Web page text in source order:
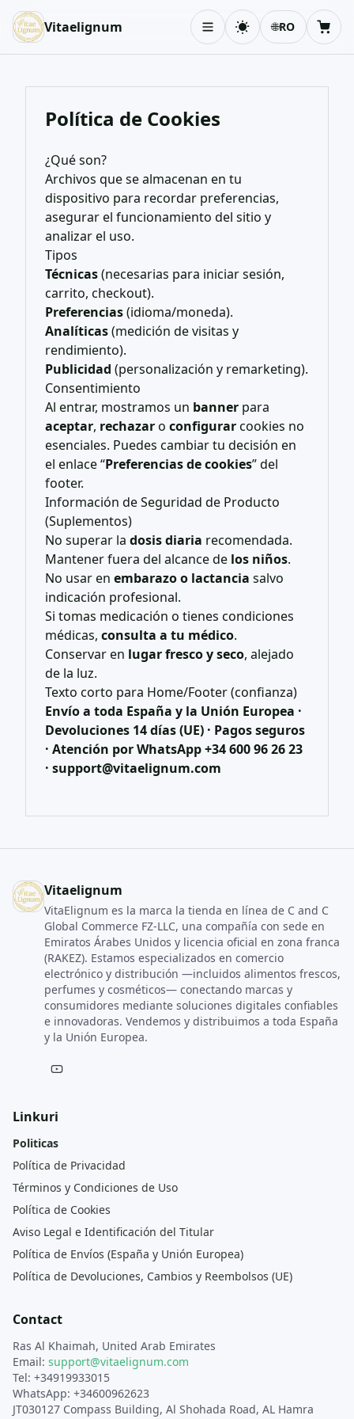
Vitaelignum Schimbă tema
🌐RO Coș
Política de Cookies
¿Qué son?
Archivos que se almacenan en tu
dispositivo para recordar preferencias,
asegurar el funcionamiento del sitio y
analizar el uso.
Tipos
Técnicas(necesarias para iniciar sesión,
carrito, checkout).
Preferencias(idioma/moneda).
Analíticas(medición de visitas y
rendimiento).
Publicidad (personalización y remarketing).
Consentimiento
Al entrar, mostramos un banner para
aceptar, rechazaro configurarcookies no
esenciales. Puedes cambiar tu decisión en
el enlace “Preferencias de cookies” del
footer.
Información de Seguridad de Producto
(Suplementos)
No superar la dosis diaria recomendada.
Mantener fuera del alcance de los niños.
No usar en embarazo o lactancia salvo
indicación profesional.
Si tomas medicación o tienes condiciones
médicas, consulta a tu médico.
Conservar en lugar fresco y seco, alejado
de la luz.
Texto corto para Home/Footer (confianza)
Envío a toda España y la Unión Europea ·
Devoluciones 14 días (UE) · Pagos seguros
· Atención por WhatsApp +34 600 96 26 23
· support@vitaelignum.com
Vitaelignum
VitaElignum es la marca la tienda en línea de C and C
Global Commerce FZ‑LLC, una compañía con sede en
Emiratos Árabes Unidos y licencia oficial en zona franca
(RAKEZ). Estamos especializados en comercio
electrónico y distribución —incluidos alimentos frescos,
perfumes y cosméticos— conectando marcas y
consumidores mediante soluciones digitales confiables
e innovadoras. Vendemos y distribuimos a toda España
y la Unión Europea.
Linkuri
Politicas
Política de Privacidad
Términos y Condiciones de Uso
Política de Cookies
Aviso Legal e Identificación del Titular
Política de Envíos (España y Unión Europea)
Política de Devoluciones, Cambios y Reembolsos (UE)
Contact
Ras Al Khaimah, United Arab Emirates
Email: support@vitaelignum.com
Tel: +34919933015
WhatsApp: +34600962623
JT030127 Compass Building, Al Shohada Road, AL Hamra